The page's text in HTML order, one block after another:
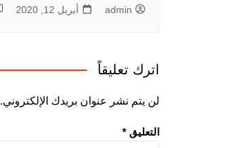
admin أبريل 12, 2020
اترك تعليقاً
لن يتم نشر عنوان بريدك الإلكتروني.
التعليق *